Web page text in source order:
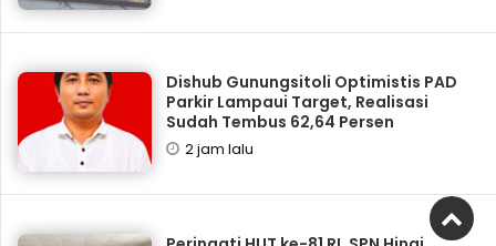
Dishub Gunungsitoli Optimistis PAD
Parkir Lampaui Target, Realisasi
Sudah Tembus 62,64 Persen
2 jam lalu